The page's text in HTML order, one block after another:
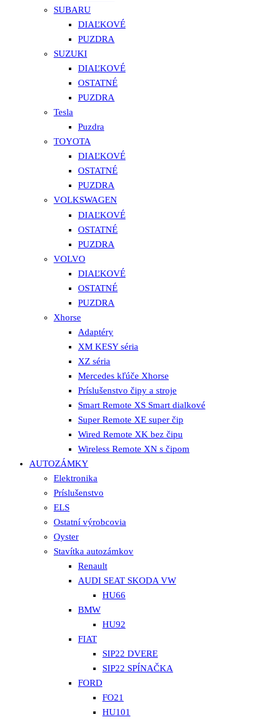
SUBARU
DIAĽKOVÉ
PUZDRA
SUZUKI
DIAĽKOVÉ
OSTATNÉ
PUZDRA
Tesla
Puzdra
TOYOTA
DIAĽKOVÉ
OSTATNÉ
PUZDRA
VOLKSWAGEN
DIAĽKOVÉ
OSTATNÉ
PUZDRA
VOLVO
DIAĽKOVÉ
OSTATNÉ
PUZDRA
Xhorse
Adaptéry
XM KESY séria
XZ séria
Mercedes kľúče Xhorse
Príslušenstvo čipy a stroje
Smart Remote XS Smart dialkové
Super Remote XE super čip
Wired Remote XK bez čipu
Wireless Remote XN s čipom
AUTOZÁMKY
Elektronika
Príslušenstvo
ELS
Ostatní výrobcovia
Oyster
Stavítka autozámkov
Renault
AUDI SEAT SKODA VW
HU66
BMW
HU92
FIAT
SIP22 DVERE
SIP22 SPÍNAČKA
FORD
FO21
HU101